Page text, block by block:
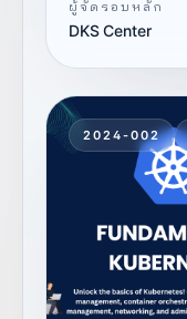
ผู้จัดรอบหลัก
DKS Center
2024-002